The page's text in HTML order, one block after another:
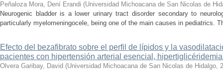
Peñaloza Mora, Dení Erandi (Universidad Michoacana de San Nicolas de
Neurogenic bladder is a lower urinary tract disorder secondary to
particularly myelomeningocele, being one of the main causes in pediatrics.
Efecto del bezafibrato sobre el perfil de lípidos y la
pacientes con hipertensión arterial esencial,
Olvera Garibay, David (Universidad Michoacana de San Nicolas de Hidalgo,